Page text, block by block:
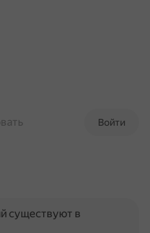
Войти
существуют в